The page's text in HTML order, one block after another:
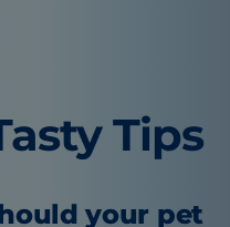
Tips
your pet